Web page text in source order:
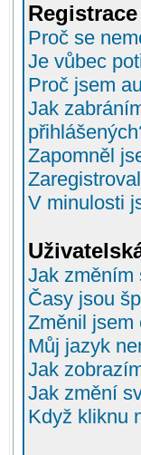
Proč se
Je vůbec
Proč jsem
Jak
Zapomněl
V minulosti
Jak změním
Časy jsou
Změnil jsem
Můj jazyk
Jak
Jak změní
Když kliknu